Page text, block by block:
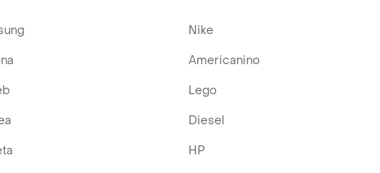
Nike
Americanino
Lego
Diesel
HP